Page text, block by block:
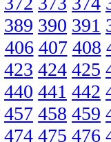
389 390 391
406 407 408
423 424 425
440 441 442
457 458 459
474 475 476